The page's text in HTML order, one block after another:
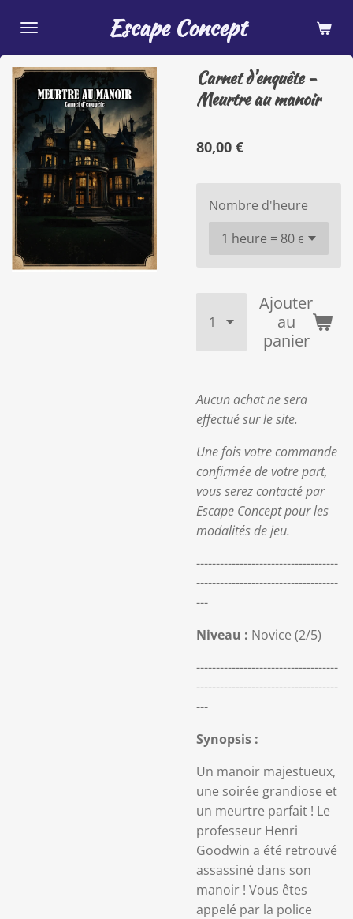
au
contenu
principal
Escape Concept
Carnet d'enquête -
Meurtre au manoir
80,00 €
Nombre d'heure
Ajouter
au
panier
Aucun achat ne sera
effectué sur le site.
Une fois votre commande
confirmée de votre part,
vous serez contacté par
Escape Concept pour les
modalités de jeu.
------------------------------------
------------------------------------
---
Niveau : Novice (2/5)
------------------------------------
------------------------------------
---
Synopsis :
Un manoir majestueux,
une soirée grandiose et
un meurtre parfait ! Le
professeur Henri
Goodwin a été retrouvé
assassiné dans son
manoir ! Vous êtes
appelé par la police